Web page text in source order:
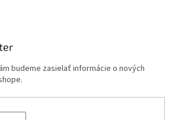
budeme zasielať informácie o nových